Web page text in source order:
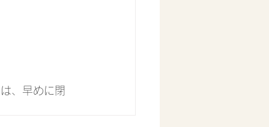
、早めに閉